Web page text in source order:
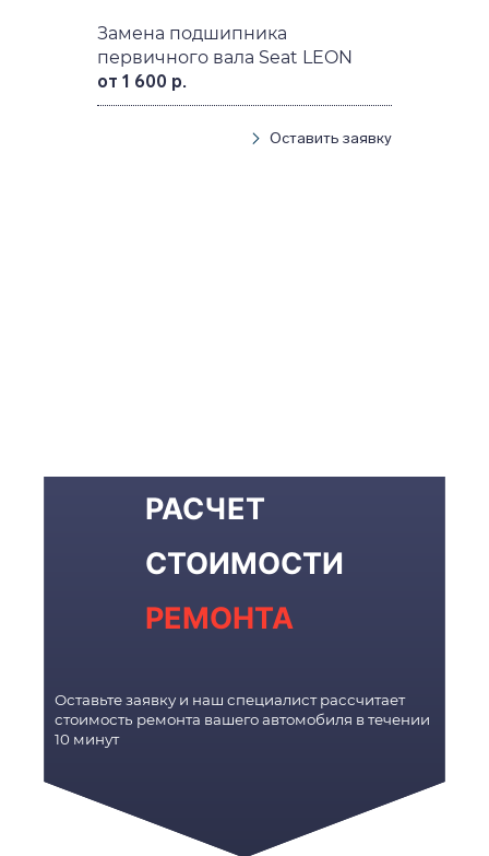
Замена подшипника
первичного вала Seat LEON
от 1 600 р.
Оставить заявку
РАСЧЕТ
СТОИМОСТИ
РЕМОНТА
Оставьте заявку и наш специалист рассчитает
стоимость ремонта вашего автомобиля в течении
10 минут